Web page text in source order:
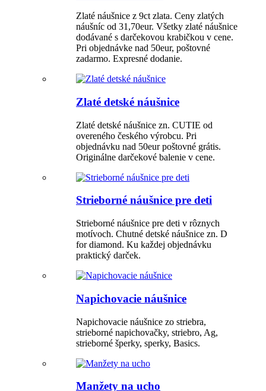
Zlaté náušnice z 9ct zlata. Ceny zlatých
náušníc od 31,70eur. Všetky zlaté náušnice
dodávané s darčekovou krabičkou v cene.
Pri objednávke nad 50eur, poštovné
zadarmo. Expresné dodanie.
Zlaté detské náušnice
Zlaté detské náušnice zn. CUTIE od
overeného českého výrobcu. Pri
objednávku nad 50eur poštovné grátis.
Originálne darčekové balenie v cene.
Strieborné náušnice pre deti
Strieborné náušnice pre deti v rôznych
motívoch. Chutné detské náušnice zn. D
for diamond. Ku každej objednávku
praktický darček.
Napichovacie náušnice
Napichovacie náušnice zo striebra,
strieborné napichovačky, striebro, Ag,
strieborné šperky, sperky, Basics.
Manžety na ucho